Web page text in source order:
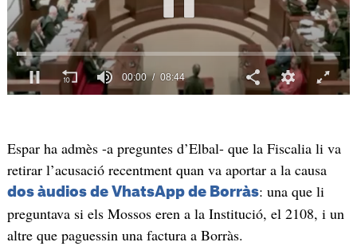
Espar ha admès -a preguntes d’Elbal- que la Fiscalia li va
retirar l’acusació recentment quan va aportar a la causa
dos àudios de VhatsApp de Borràs: una que li
preguntava si els Mossos eren a la Institució, el 2108, i un
altre que paguessin una factura a Borràs.